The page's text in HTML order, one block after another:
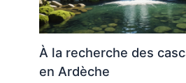
À la recherche des
en Ardèche